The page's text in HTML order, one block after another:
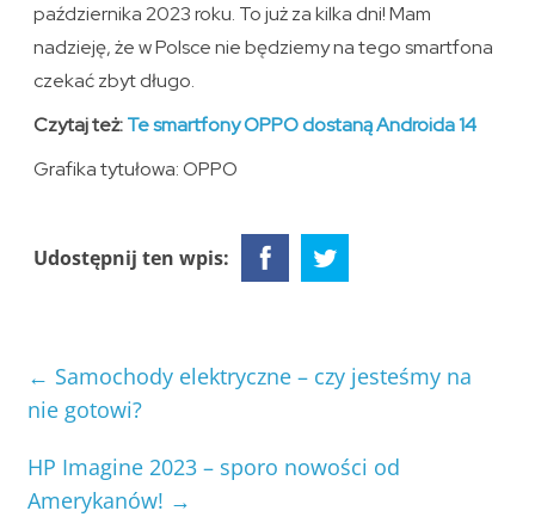
października 2023 roku. To już za kilka dni! Mam
nadzieję, że w Polsce nie będziemy na tego smartfona
czekać zbyt długo.
Czytaj też:Te smartfony OPPO dostaną Androida 14
Grafika tytułowa: OPPO
Udostępnij ten wpis:
← Samochody elektryczne – czy jesteśmy na
nie gotowi?
HP Imagine 2023 – sporo nowości od
Amerykanów! →